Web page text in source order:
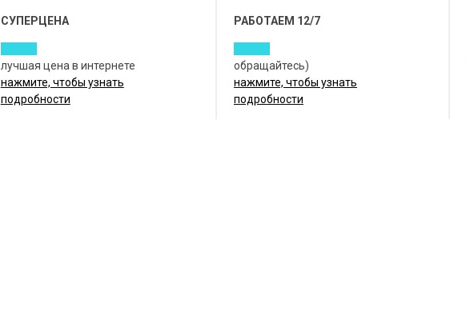
СУПЕРЦЕНА
лучшая цена в интернете
нажмите, чтобы узнать
подробности
РАБОТАЕМ 12/7
обращайтесь)
нажмите, чтобы узнать
подробности